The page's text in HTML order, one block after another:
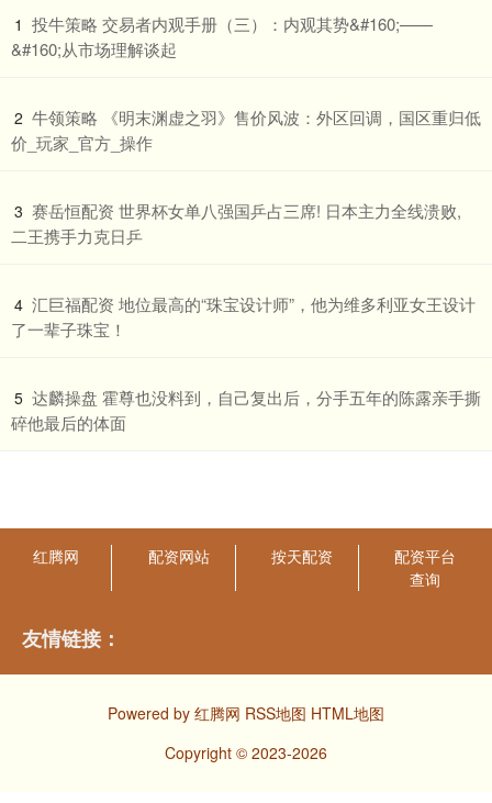
1 ​投牛策略 交易者内观手册（三）：内观其势&#160;——
&#160;从市场理解谈起
2 ​牛领策略 《明末渊虚之羽》售价风波：外区回调，国区重归低
价_玩家_官方_操作
3 ​赛岳恒配资 世界杯女单八强国乒占三席! 日本主力全线溃败,
二王携手力克日乒
4 ​汇巨福配资 地位最高的“珠宝设计师”，他为维多利亚女王设计
了一辈子珠宝！
5 ​达麟操盘 霍尊也没料到，自己复出后，分手五年的陈露亲手撕
碎他最后的体面
红腾网 配资网站 按天配资
配资平台
查询
友情链接：
Powered by 红腾网 RSS地图 HTML地图
Copyright © 2023-2026